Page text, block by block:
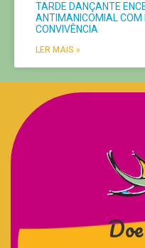
TARDE DANÇANTE
ANTIMANICOMIAL COM
CONVIVÊNCIA
LER MAIS »